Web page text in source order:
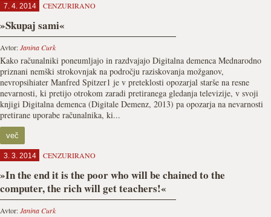
7. 4. 2014 CENZURIRANO
»Skupaj sami«
Avtor:Janina Curk
Kako računalniki poneumljajo in razdvajajo Digitalna demenca Mednarodno
priznani nemški strokovnjak na področju raziskovanja možganov,
nevropsihiater Manfred Spitzer1 je v preteklosti opozarjal starše na resne
nevarnosti, ki pretijo otrokom zaradi pretiranega gledanja televizije, v svoji
knjigi Digitalna demenca (Digitale Demenz, 2013) pa opozarja na nevarnosti
pretirane uporabe računalnika, ki...
več
3. 3. 2014 CENZURIRANO
»In the end it is the poor who will be chained to the
computer, the rich will get teachers!«
Avtor:Janina Curk